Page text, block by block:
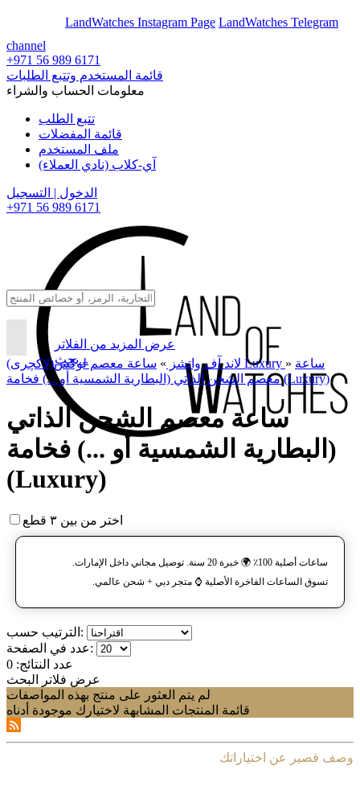
LandWatches Instagram Page LandWatches Telegram
channel
+971 56 989 6171
قائمة المستخدم وتتبع الطلبات
معلومات الحساب والشراء
تتبع الطلب
قائمة المفضلات
ملف المستخدم
آي-كلاب (نادي العملاء)
الدخول | التسجيل
+971 56 989 6171
عرض المزيد من الفلاتر
بحث...
لاند آف واتشز » ساعة معصم لوکس(لاکچری) Luxury » ساعة
معصم الشحن الذاتي (البطارية الشمسية أو ...) فخامة (Luxury)
ساعة معصم الشحن الذاتي
(البطارية الشمسية أو ...) فخامة
(Luxury)
اختر من بين ٣ قطع
ساعات أصلية 100٪ 🌍 خبرة 20 سنة. توصيل مجاني داخل الإمارات.
تسوق الساعات الفاخرة الأصلية ⌚️ متجر دبي + شحن عالمي.
الترتيب حسب:
عدد في الصفحة:
عدد النتائج: 0
عرض فلاتر البحث
لم يتم العثور على منتج بهذه المواصفات
قائمة المنتجات المشابهة لاختيارك موجودة أدناه
وصف قصير عن اختياراتك